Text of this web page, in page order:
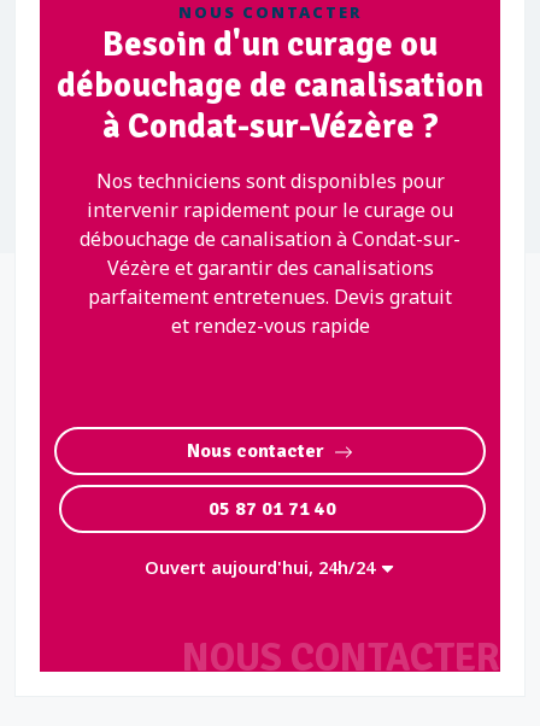
NOUS CONTACTER
NOUS CONTACTER
Besoin d'un curage ou
débouchage de canalisation
à Condat-sur-Vézère ?
Nos techniciens sont disponibles pour
intervenir rapidement pour le curage ou
débouchage de canalisation à Condat-sur-
Vézère et garantir des canalisations
parfaitement entretenues. Devis gratuit
et rendez-vous rapide
Nous contacter
05 87 01 71 40
Ouvert aujourd'hui, 24h/24